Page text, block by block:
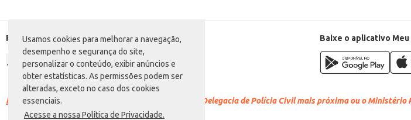
Usamos cookies para melhorar a navegação,
desempenho e segurança do site,
personalizar o conteúdo, exibir anúncios e
obter estatísticas. As permissões podem ser
alteradas, exceto no caso dos cookies
essenciais.
Acesse a nossa Política de Privacidade.
Formas de pagamento Baixe o aplicativo Meu
Racismo é crime. Denuncie. Disque 100 ou procure a Delegacia de Polícia Civil mais próxima ou o Ministério